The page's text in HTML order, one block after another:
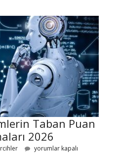
Taban Puan
2026
yorumlar kapalı